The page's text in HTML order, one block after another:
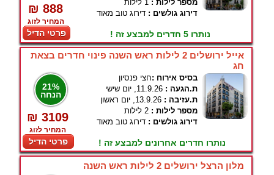
₪ 888
המחיר לזוג
פרטי הדיל
מספר לילות : 1 לילות
דירוג גולשים : דירוג טוב מאוד
נותרו 5 חדרים למבצע זה !
אייל ירושלים 2 לילות ראש השנה פינוי חדרים בצאת
חג
21%
הנחה
₪ 3109
המחיר לזוג
פרטי הדיל
בסיס אירוח :חצי פנסיון
ת.הגעה : 11.9.26, יום שישי
ת.עזיבה : 13.9.26, יום ראשון
מספר לילות : 2 לילות
דירוג גולשים : דירוג טוב מאוד
נותרו חדרים אחרונים למבצע זה !
מלון הרצל ירושלים 2 לילות ראש השנה